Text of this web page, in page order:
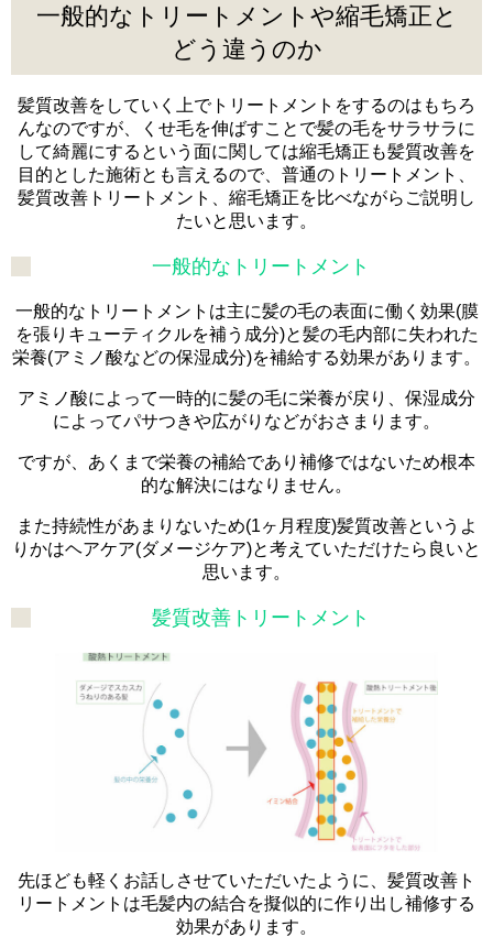
一般的なトリートメントや縮毛矯正と
どう違うのか
髪質改善をしていく上でトリートメントをするのはもちろ
んなのですが、くせ毛を伸ばすことで髪の毛をサラサラに
して綺麗にするという面に関しては縮毛矯正も髪質改善を
目的とした施術とも言えるので、普通のトリートメント、
髪質改善トリートメント、縮毛矯正を比べながらご説明し
たいと思います。
一般的なトリートメント
一般的なトリートメントは主に髪の毛の表面に働く効果(膜
を張りキューティクルを補う成分)と髪の毛内部に失われた
栄養(アミノ酸などの保湿成分)を補給する効果があります。
アミノ酸によって一時的に髪の毛に栄養が戻り、保湿成分
によってパサつきや広がりなどがおさまります。
ですが、あくまで栄養の補給であり補修ではないため根本
的な解決にはなりません。
また持続性があまりないため(1ヶ月程度)髪質改善というよ
りかはヘアケア(ダメージケア)と考えていただけたら良いと
思います。
髪質改善トリートメント
先ほども軽くお話しさせていただいたように、髪質改善ト
リートメントは毛髪内の結合を擬似的に作り出し補修する
効果があります。